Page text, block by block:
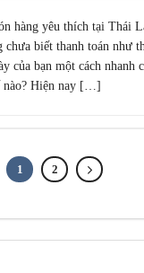
hàng yêu thích tại Thái
biết thanh toán như
của bạn một cách nhanh
nào? Hiện nay […]
1 2